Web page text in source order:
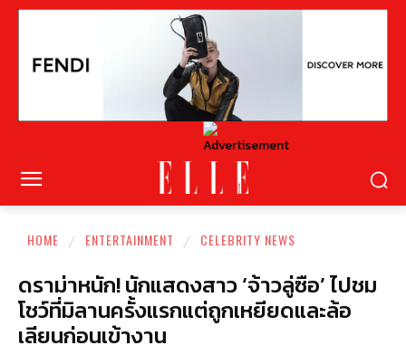
HOME ENTERTAINMENT CELEBRITY NEWS
ดราม่าหนัก! นักแสดงสาว ‘จ้าวลู่ซือ’ ไปชม
โชว์ที่มิลานครั้งแรกแต่ถูกเหยียดและล้อ
เลียนก่อนเข้างาน